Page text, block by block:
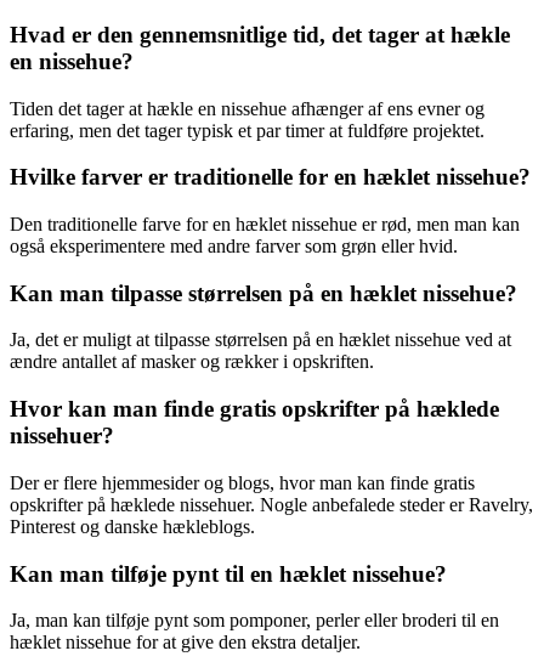
Hvad er den gennemsnitlige tid, det tager at hækle
en nissehue?
Tiden det tager at hækle en nissehue afhænger af ens evner og
erfaring, men det tager typisk et par timer at fuldføre projektet.
Hvilke farver er traditionelle for en hæklet nissehue?
Den traditionelle farve for en hæklet nissehue er rød, men man kan
også eksperimentere med andre farver som grøn eller hvid.
Kan man tilpasse størrelsen på en hæklet nissehue?
Ja, det er muligt at tilpasse størrelsen på en hæklet nissehue ved at
ændre antallet af masker og rækker i opskriften.
Hvor kan man finde gratis opskrifter på hæklede
nissehuer?
Der er flere hjemmesider og blogs, hvor man kan finde gratis
opskrifter på hæklede nissehuer. Nogle anbefalede steder er Ravelry,
Pinterest og danske hækleblogs.
Kan man tilføje pynt til en hæklet nissehue?
Ja, man kan tilføje pynt som pomponer, perler eller broderi til en
hæklet nissehue for at give den ekstra detaljer.